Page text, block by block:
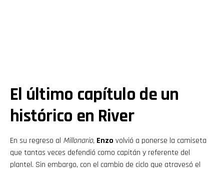
El último capítulo de un
histórico en River
En su regreso al Millonario, Enzo volvió a ponerse la camiseta
que tantas veces defendió como capitán y referente del
plantel. Sin embargo, con el cambio de ciclo que atravesó el